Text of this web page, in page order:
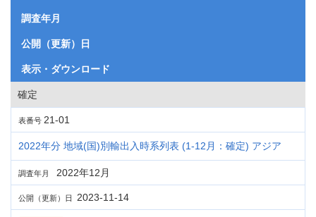
調査年月
公開（更新）日
表示・ダウンロード
確定
表番号 21-01
2022年分 地域(国)別輸出入時系列表 (1-12月：確定) アジア
調査年月 2022年12月
公開（更新）日 2023-11-14